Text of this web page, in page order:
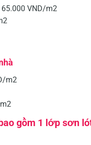
VND/m2
m2
gồm 1 lớp sơn